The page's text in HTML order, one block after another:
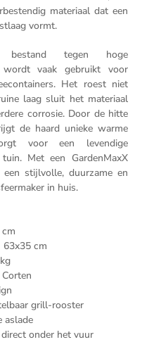
materiaal dat een
vormt.
bestand tegen hoge
wordt vaak gebruikt voor
Het roest niet
laag sluit het materiaal
corrosie. Door de hitte
de haard unieke warme
voor een levendige
Met een GardenMaxX
stijlvolle, duurzame en
in huis.
cm
grill-rooster
aslade
onder het vuur